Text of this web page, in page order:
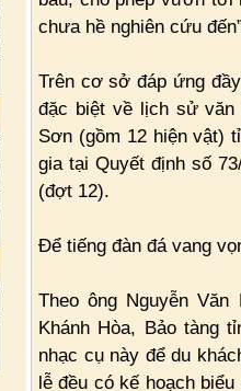
chưa hề nghiên cứu
Trên cơ sở đáp ứng
đặc biệt về lịch sử văn
Sơn (gồm 12 hiện vật)
gia tại Quyết định số
(đợt 12).
Để tiếng đàn đá vang
Theo ông Nguyễn
Khánh Hòa, Bảo tàng
nhạc cụ này để du
lễ đều có kế hoạch